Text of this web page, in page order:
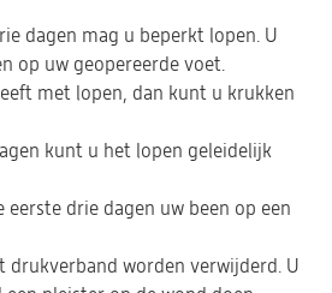
dagen mag u beperkt lopen. U
op uw geopereerde voet.
met lopen, dan kunt u krukken
kunt u het lopen geleidelijk
eerste drie dagen uw been op een
drukverband worden verwijderd. U